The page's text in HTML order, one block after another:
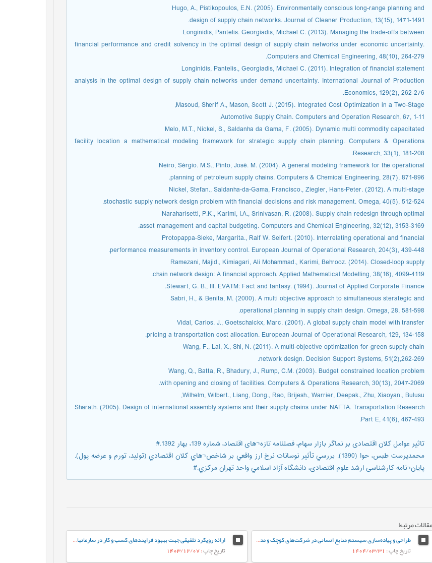
Hugo, A., Pistikopoulos, E.N. (2005). Environmentally conscious long-range planning and
design of supply chain networks. Journal of Cleaner Production, 13(15), 1471-1491.
Longinidis, Pantelis. Georgiadis, Michael C. (2013). Managing the trade-offs between
financial performance and credit solvency in the optimal design of supply chain networks under economic uncertainty.
Computers and Chemical Engineering, 48(10), 264-279.
Longinidis, Pantelis., Georgiadis, Michael C. (2011). Integration of financial statement
analysis in the optimal design of supply chain networks under demand uncertainty. International Journal of Production
Economics, 129(2), 262-276.
Masoud, Sherif A., Mason, Scott J. (2015). Integrated Cost Optimization in a Two-Stage,
Automotive Supply Chain. Computers and Operation Research, 67, 1-11.
Melo, M.T., Nickel, S., Saldanha da Gama, F. (2005). Dynamic multi commodity capacitated
facility location a mathematical modeling framework for strategic supply chain planning. Computers & Operations
Research, 33(1), 181-208.
Neiro, Sérgio. M.S., Pinto, José. M. (2004). A general modeling framework for the operational
planning of petroleum supply chains. Computers & Chemical Engineering, 28(7), 871-896.
Nickel, Stefan., Saldanha-da-Gama, Francisco., Ziegler, Hans-Peter. (2012). A multi-stage
stochastic supply network design problem with financial decisions and risk management. Omega, 40(5), 512-524.
Naraharisetti, P.K., Karimi, I.A., Srinivasan, R. (2008). Supply chain redesign through optimal
asset management and capital budgeting. Computers and Chemical Engineering, 32(12), 3153-3169.
Protopappa-Sieke, Margarita., Ralf W. Seifert. (2010). Interrelating operational and financial
performance measurements in inventory control. European Journal of Operational Research, 204(3), 439-448.
Ramezani, Majid., Kimiagari, Ali Mohammad., Karimi, Behrooz. (2014). Closed-loop supply
chain network design: A financial approach. Applied Mathematical Modelling, 38(16), 4099-4119.
Stewart, G. B., III. EVATM: Fact and fantasy. (1994). Journal of Applied Corporate Finance.
Sabri, H., & Benita, M. (2000). A multi objective approach to simultaneous sterategic and
operational planning in supply chain design. Omega, 28, 581-598.
Vidal, Carlos. J., Goetschalckx, Marc. (2001). A global supply chain model with transfer
pricing a transportation cost allocation. European Journal of Operational Research, 129, 134-158.
Wang, F., Lai, X., Shi, N. (2011). A multi-objective optimization for green supply chain
network design. Decision Support Systems, 51(2),262-269.
Wang, Q., Batta, R., Bhadury, J., Rump, C.M. (2003). Budget constrained location problem
with opening and closing of facilities. Computers & Operations Research, 30(13), 2047-2069.
Wilhelm, Wilbert., Liang, Dong., Rao, Brijesh., Warrier, Deepak., Zhu, Xiaoyan., Bulusu,
Sharath. (2005). Design of international assembly systems and their supply chains under NAFTA. Transportation Research
Part E, 41(6), 467-493.
تاثیر عوامل کلان اقتصادی بر نماگر بازار سهام، فصلنامه تازه¬های اقتصاد، شماره 139، بهار 1392.#
محمدپرست طبس، حوا (1390). بررسي تأثیر نوسانات نرخ ارز واقعي بر شاخص¬هاي کلان اقتصادي (تولید، تورم و عرضه پول).
پایان¬نامه کارشناسی ارشد علوم اقتصادی، دانشگاه آزاد اسلامي واحد تهران مرکزي.#
مقالات مرتبط
طراحی و پیاده‌سازی سیستم منابع انسانی در شرکت‌های کوچک و متوسط (SMEs) با رویکرد داده‌کاوی (مورد مطالعه: شرکت‌های کاشی و سرامیک استان یزد)
تاریخ چاپ: 1404/03/31
ارائه رویکرد تلفیقی جهت بهبود فرایندهای کسب و کار در سازمانهای خدماتی
تاریخ چاپ: 1403/12/07